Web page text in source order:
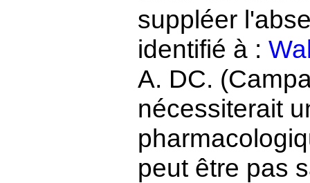
suppléer
identifié à :
A. DC.
nécessiterait
peut être pas